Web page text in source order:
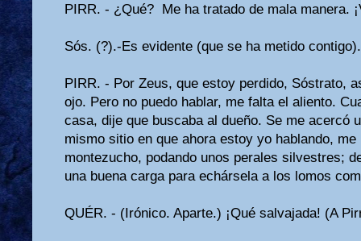
PIRR. - ¿Qué? Me ha tratado de mala manera.
Sós. (?).-Es evidente (que se ha metido contigo).
PIRR. - Por Zeus, que estoy perdido, Sóstrato,
ojo. Pero no puedo hablar, me falta el aliento.
casa, dije que buscaba al dueño. Se me acercó
mismo sitio en que ahora estoy yo hablando,
montezucho, podando unos perales silvestres;
una buena carga para echár­sela a los lomos
QUÉR. - (Irónico. Aparte.) ¡Qué salvajada! (A